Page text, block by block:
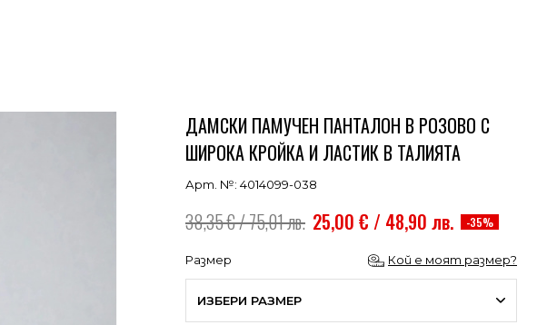
ДАМСКИ ПАМУЧЕН ПАНТАЛОН В РОЗОВО С
ШИРОКА КРОЙКА И ЛАСТИК В ТАЛИЯТА
Арт. №: 4014099-038
38,35 € / 75,01 лв. 25,00 € / 48,90 лв. -35%
Размер Кой е моят размер?
ИЗБЕРИ РАЗМЕР